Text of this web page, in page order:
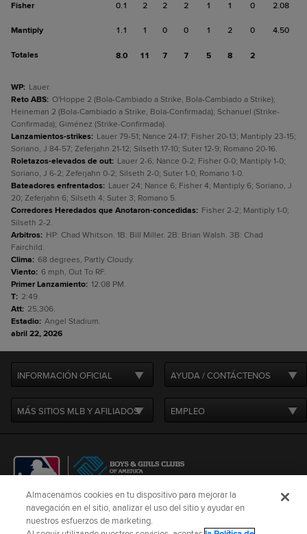
Fisher 0.1 2 2 2 1 1 0 2.08
Mantiply 1.1 1 0 0 1 2 0 4.50
Totales 8.0 11 7 7 5 8 2
WP: Lauer.
Reto ABS: O'Hoppe 2 (Bola-Cambiado a Strike, Bola-Cambiado a Strike);
Heineman 2 (Bola-Cambiado a Strike, Bola-Confirmada); Schanuel (Strike-
Confirmada); Giménez (Strike-Confirmada).
Lanzamientos-strikes: Lauer 79-51; Nance 24-17; Fisher 20-13; Mantiply 23-15;
Soriano, J 84-57; Zeferjahn 21-12; Silseth 17-10; Suter 12-9; Romano 20-16.
Roletazos-elevados de out: Lauer 2-6; Nance 0-2; Fisher 0-0; Mantiply 1-0;
Soriano, J 6-2; Zeferjahn 0-2; Silseth 2-0; Suter 1-0; Romano 1-0.
Bateadores enfrentados: Lauer 24; Nance 6; Fisher 4; Mantiply 6; Soriano, J
20; Zeferjahn 6; Silseth 4; Suter 3; Romano 5.
Corredores Heredados que Anotaron-concedidas: Fisher 2-2; Mantiply 1-0;
Silseth 2-2.
Arbitros: HP: Chad Whitson. 1B: Bill Miller. 2B: Brian Walsh. 3B: Chad
Fairchild.
Clima: 68 degrees, Partly Cloudy.
Viento: 6 mph, Out To RF.
Primer Lanzamiento: 12:08 PM.
T: 2:49.
Att: 25,306.
Estadio: Angel Stadium.
abril 22, 2026
INFORMACIÓN OFICIAL AYUDA / CONTÁCTENOS
MÁS SITIOS MLB Y AFILIADOS EMPLEO
CONNECT WITHMLB
Almacenamos cookies en tu dispositivo para mejorar la
navegación en el sitio, analizar el uso del sitio y ayudar en
nuestros esfuerzos de marketing.